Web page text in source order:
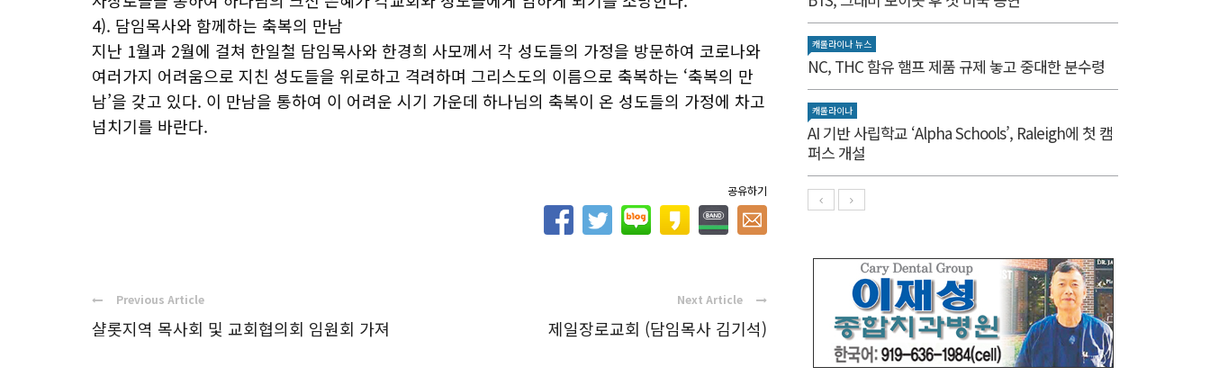
4). 담임목사와 함께하는 축복의 만남
지난 1월과 2월에 걸쳐 한일철 담임목사와 한경희 사모께서 각 성도들의 가정을 방문하여 코로나와
여러가지 어려움으로 지친 성도들을 위로하고 격려하며 그리스도의 이름으로 축복하는 ‘축복의 만
남’을 갖고 있다. 이 만남을 통하여 이 어려운 시기 가운데 하나님의 축복이 온 성도들의 가정에 차고
넘치기를 바란다.
공유하기
Previous Article
샬롯지역 목사회 및 교회협의회 임원회 가져
Next Article
제일장로교회 (담임목사 김기석)
캐롤라이나 뉴스
NC, THC 함유 햄프 제품 규제 놓고 중대한 분수령
캐롤라이나
AI 기반 사립학교 ‘Alpha Schools’, Raleigh에 첫 캠
퍼스 개설